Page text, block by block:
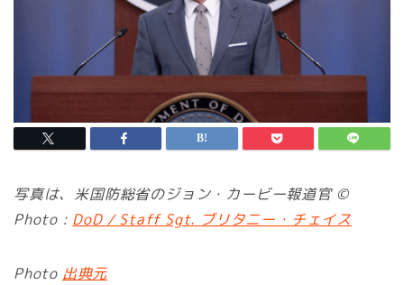
写真は、米国防総省のジョン・カービー報道官 ©
Photo : DoD / Staff Sgt. ブリタニー・チェイス
Photo 出典元